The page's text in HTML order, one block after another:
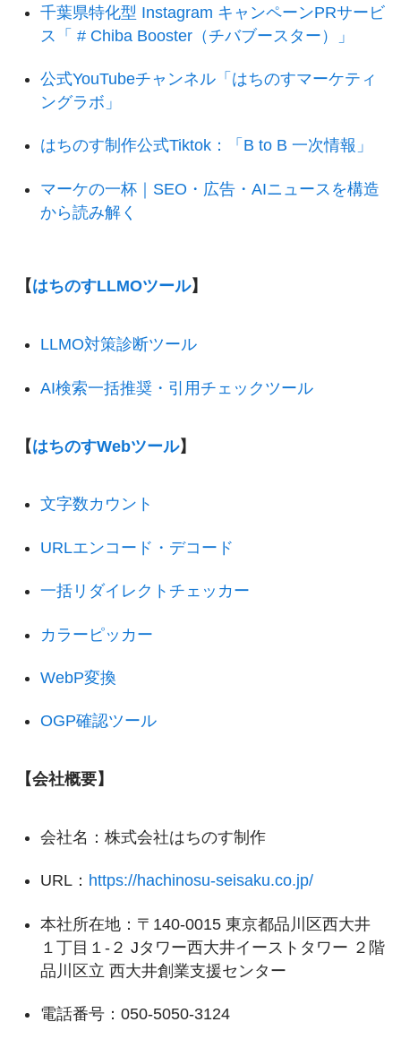
千葉県特化型 Instagram キャンペーンPRサービ
ス「 # Chiba Booster（チバブースター）」
公式YouTubeチャンネル「はちのすマーケティ
ングラボ」
はちのす制作公式Tiktok：「B to B 一次情報」
マーケの一杯｜SEO・広告・AIニュースを構造
から読み解く
【はちのすLLMOツール】
LLMO対策診断ツール
AI検索一括推奨・引用チェックツール
【はちのすWebツール】
文字数カウント
URLエンコード・デコード
一括リダイレクトチェッカー
カラーピッカー
WebP変換
OGP確認ツール
【会社概要】
会社名：株式会社はちのす制作
URL： https://hachinosu-seisaku.co.jp/
本社所在地：〒140-0015 東京都品川区西大井
１丁目１-２ Jタワー西大井イーストタワー ２階
品川区立 西大井創業支援センター
電話番号：050-5050-3124